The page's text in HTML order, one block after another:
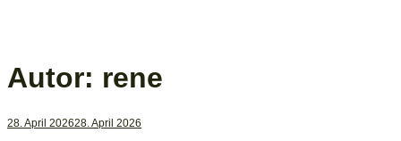
Autor: rene
28. April 202628. April 2026